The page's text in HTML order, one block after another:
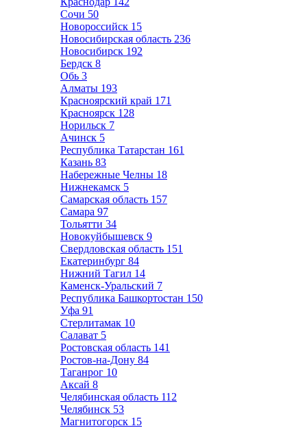
Сочи 50
Новороссийск 15
Новосибирская область 236
Новосибирск 192
Бердск 8
Обь 3
Алматы 193
Красноярский край 171
Красноярск 128
Норильск 7
Ачинск 5
Республика Татарстан 161
Казань 83
Набережные Челны 18
Нижнекамск 5
Самарская область 157
Самара 97
Тольятти 34
Новокуйбышевск 9
Свердловская область 151
Екатеринбург 84
Нижний Тагил 14
Каменск-Уральский 7
Республика Башкортостан 150
Уфа 91
Стерлитамак 10
Салават 5
Ростовская область 141
Ростов-на-Дону 84
Таганрог 10
Аксай 8
Челябинская область 112
Челябинск 53
Магнитогорск 15